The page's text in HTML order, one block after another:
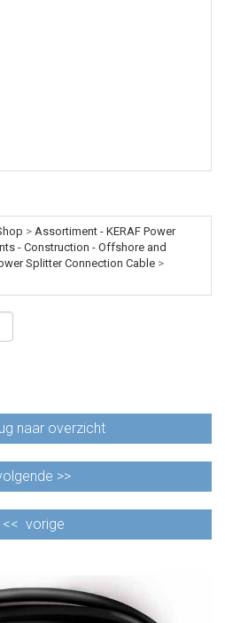
> Assortiment - KERAF Power
- Construction - Offshore and
Splitter Connection Cable >
naar overzicht
>>
<< vorige